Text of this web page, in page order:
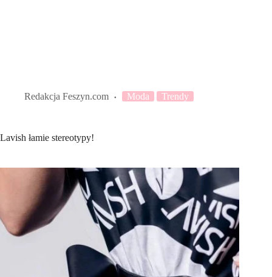
Redakcja Feszyn.com Moda Trendy
Lavish łamie stereotypy!